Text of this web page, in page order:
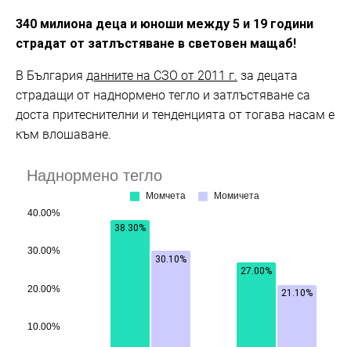
340 милиона деца и юноши между 5 и 19 години
страдат от затлъстяване в световен мащаб!
В България данните на СЗО от 2011 г. за децата
страдащи от наднормено тегло и затлъстяване са
доста притеснителни и тенденцията от тогава насам е
към влошаване.